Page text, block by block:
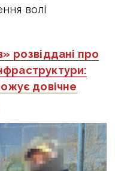
волі
розвіддані про
довічне